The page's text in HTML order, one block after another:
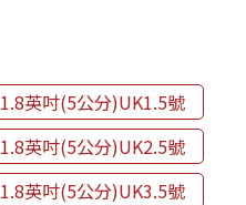
1.8英吋(5公分)UK1.5號
1.8英吋(5公分)UK2.5號
1.8英吋(5公分)UK3.5號